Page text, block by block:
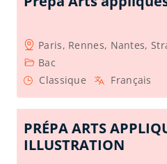
Paris, Rennes, Nantes,
Bac
Classique
Français
PRÉPA ARTS
ILLUSTRATION